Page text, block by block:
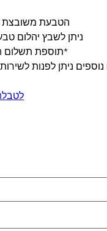
הטבעת משובצת
ניתן לשבץ יהלום
*תוספת תשלום
ניתן לפנות